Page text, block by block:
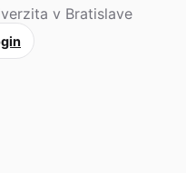
v Bratislave